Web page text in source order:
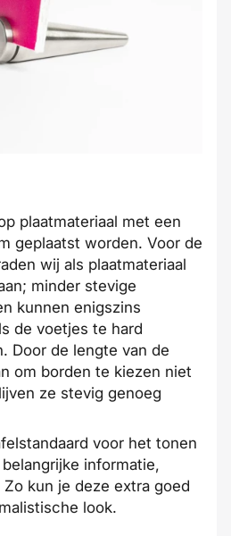
plaatmateriaal met een
geplaatst worden. Voor de
wij als plaatmateriaal
minder stevige
kunnen enigszins
de voetjes te hard
Door de lengte van de
om borden te kiezen niet
ze stevig genoeg
voor het tonen
informatie,
kun je deze extra goed
look.